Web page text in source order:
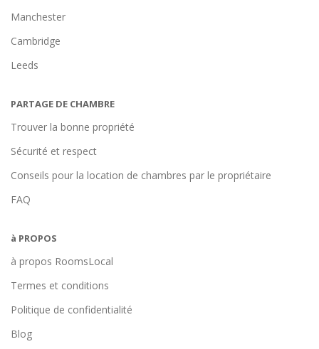
Manchester
Cambridge
Leeds
PARTAGE DE CHAMBRE
Trouver la bonne propriété
Sécurité et respect
Conseils pour la location de chambres par le propriétaire
FAQ
à PROPOS
à propos RoomsLocal
Termes et conditions
Politique de confidentialité
Blog